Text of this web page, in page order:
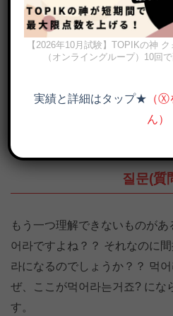
억울하면 막내해라（悔しかったら
질문(質
もう一つ理解できないものが
어라ですよね？？ それなのに
라になるのでしょうか？？ 먹
ぜ、ここが먹어라는거죠? にな
す。
【2026年10月試験】TOPIKの神
（オンライングループ）10回
実績と詳細はタップ★ （Ⓧ
ん）